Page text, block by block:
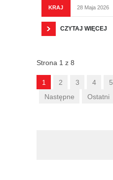
KRAJ 28 Maja 2026
CZYTAJ WIĘCEJ
Strona 1 z 8
1 2 3 4 5
Następne
Ostatni